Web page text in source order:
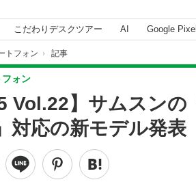
こだわりデスクツアー AI Google
トフォン › 記事
Vol.22】サムスン
対応の新モデル発表
フォン